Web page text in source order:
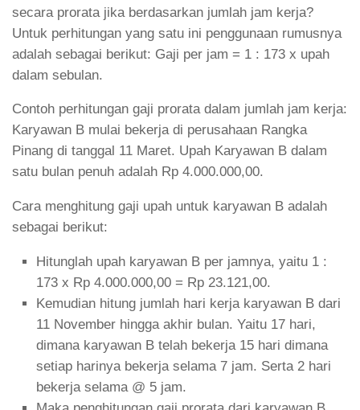
secara prorata jika berdasarkan jumlah jam kerja?
Untuk perhitungan yang satu ini penggunaan rumusnya
adalah sebagai berikut: Gaji per jam = 1 : 173 x upah
dalam sebulan.
Contoh perhitungan gaji prorata dalam jumlah jam kerja:
Karyawan B mulai bekerja di perusahaan Rangka
Pinang di tanggal 11 Maret. Upah Karyawan B dalam
satu bulan penuh adalah Rp 4.000.000,00.
Cara menghitung gaji upah untuk karyawan B adalah
sebagai berikut:
Hitunglah upah karyawan B per jamnya, yaitu 1 :
173 x Rp 4.000.000,00 = Rp 23.121,00.
Kemudian hitung jumlah hari kerja karyawan B dari
11 November hingga akhir bulan. Yaitu 17 hari,
dimana karyawan B telah bekerja 15 hari dimana
setiap harinya bekerja selama 7 jam. Serta 2 hari
bekerja selama @ 5 jam.